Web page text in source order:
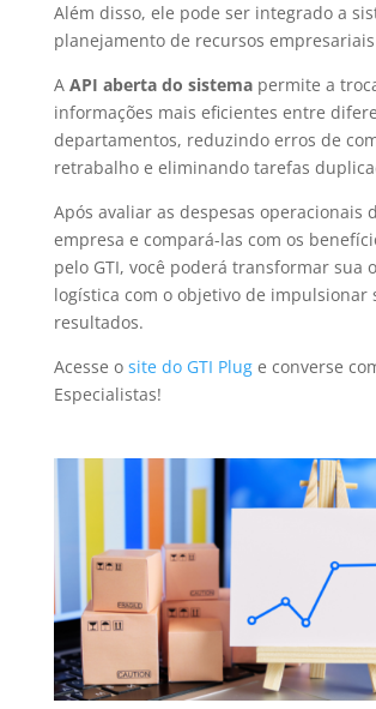
Além disso, ele pode ser integrado a
planejamento de recursos empresariais
A API aberta do sistemapermite a
informações mais eficientes entre
departamentos, reduzindo erros de
retrabalho e eliminando tarefas
Após avaliar as despesas operacionais
empresa e compará-las com os
pelo GTI, você poderá transformar sua
logística com o objetivo de impulsionar
resultados.
Acesse o site do GTI Pluge converse
Especialistas!